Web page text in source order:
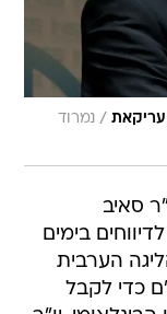
/ נמרוד
סאיב
בימים
הערבית
כדי לקבל